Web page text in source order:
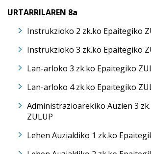
URTARRILAREN 8a
Instrukzioko 2 zk.ko Epaitegiko
Instrukzioko 3 zk.ko Epaitegiko
Lan-arloko 3 zk.ko Epaitegiko
Lan-arloko 4 zk.ko Epaitegiko
Administrazioarekiko Auzien 3
ZULUP
Lehen Auzialdiko 1 zk.ko